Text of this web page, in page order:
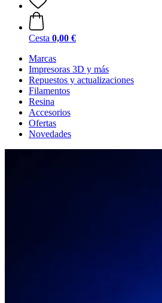
Cesta 0,00 €
Marcas
Impresoras 3D y más
Repuestos y actualizaciones
Filamentos
Resina
Accesorios
Ofertas
Novedades